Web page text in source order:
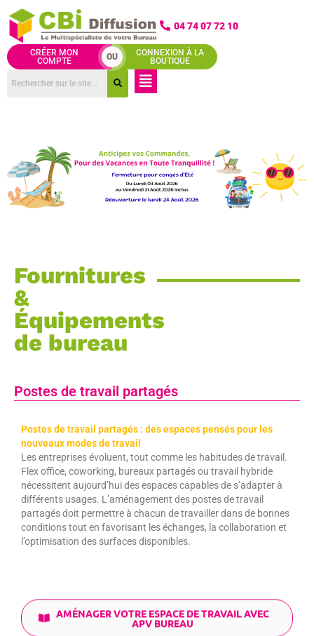
Aller
au
contenu
04 74 07 72 10
CRÉER MON
COMPTE
OU
CONNEXION À LA
BOUTIQUE
Menu
Fournitures
&
Équipements
de bureau
Postes de travail partagés
Postes de travail partagés : des espaces pensés pour les
nouveaux modes de travail
Les entreprises évoluent, tout comme les habitudes de travail.
Flex office, coworking, bureaux partagés ou travail hybride
nécessitent aujourd’hui des espaces capables de s’adapter à
différents usages. L’aménagement des postes de travail
partagés doit permettre à chacun de travailler dans de bonnes
conditions tout en favorisant les échanges, la collaboration et
l’optimisation des surfaces disponibles.
AMÉNAGER VOTRE ESPACE DE TRAVAIL AVEC
APV BUREAU